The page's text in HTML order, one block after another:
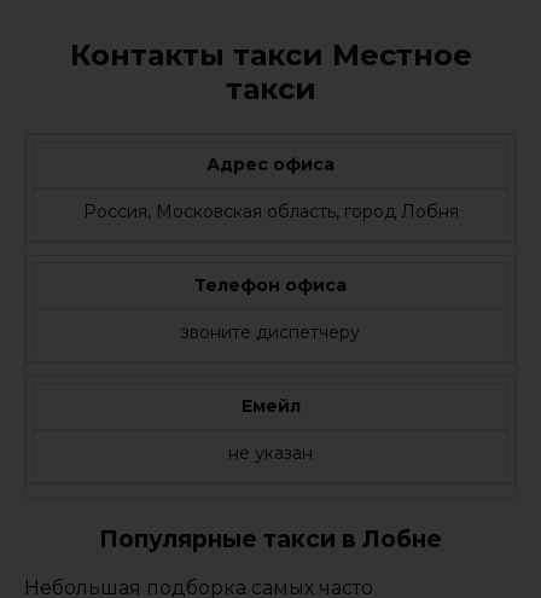
Контакты такси Местное
такси
Адрес офиса
Россия, Московская область, город Лобня
Телефон офиса
звоните диспетчеру
Емейл
не указан
Популярные такси в Лобне
Небольшая подборка самых часто